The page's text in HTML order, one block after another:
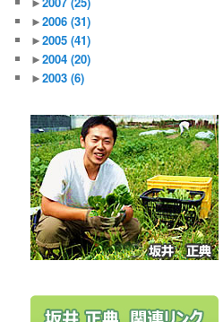
►2006(31)
►2005(41)
►2004(20)
►2003(6)